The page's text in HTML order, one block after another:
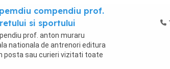
compendiu prof.
si sportului
prof. anton muraru
nationala de antrenori editura
posta sau curieri vizitati toate